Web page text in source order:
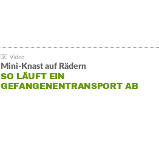
Mini-Knast auf Rädern
SO LÄUFT EIN
GEFANGENENTRANSPORT AB